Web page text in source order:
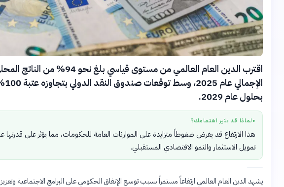
اقترب الدين العام العالمي من مستوى قياسي بلغ نحو 94% من
الإجمالي عام 2025،
بحلول عام 2029.
● لماذا قد يثير اهتمامك؟
هذا الارتفاع قد يفرض ضغوطاً متزايدة على الموازنات العامة للحكومات، مما يؤثر على قدرتها
تمويل الاستثمار والنمو الاقتصادي المستقبلي.
يشهد الدين العام العالمي ارتفاعاً مستمراً بسبب توسع الإنفاق الحكومي على البرامج الاجتماعية